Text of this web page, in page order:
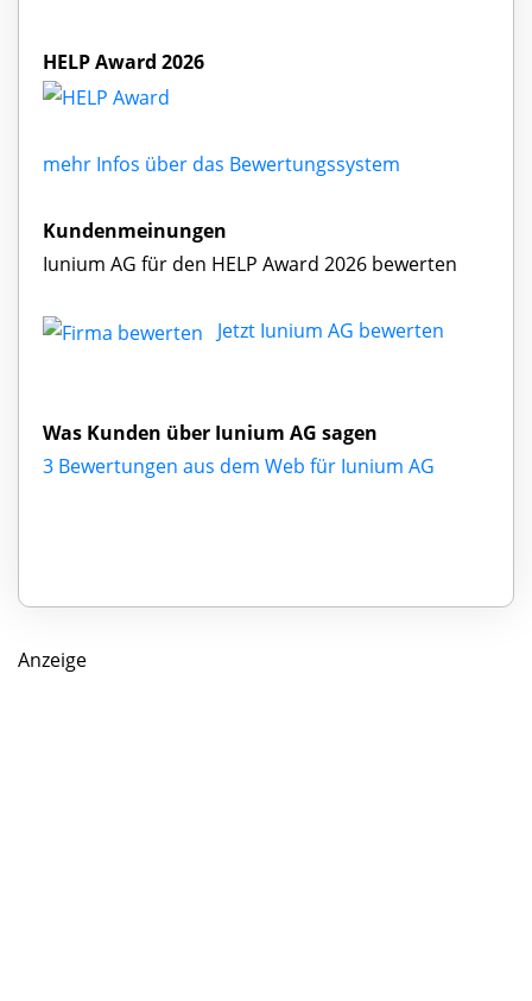
HELP Award 2026
mehr Infos über das Bewertungssystem
Kundenmeinungen
Iunium AG für den HELP Award 2026 bewerten
Jetzt Iunium AG bewerten
Was Kunden über Iunium AG sagen
3 Bewertungen aus dem Web für Iunium AG
Anzeige